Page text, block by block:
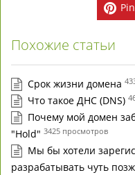
Похожие статьи
Срок жизни домена
Что такое ДНС (DNS)
Почему мой домен
"Hold" 3425 просмотров
Мы бы хотели
разрабатывать чуть